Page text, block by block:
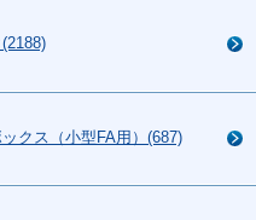
クス（小型FA用）(687)